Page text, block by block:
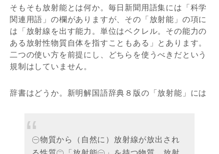
そもそも放射能とは何か。毎日新聞用語集には「科学
関連用語」の欄がありますが、その「放射能」の項に
は「放射線を出す能力。単位はベクレル。その能力の
ある放射性物質自体を指すこともある」とあります。
二つの使い方を前提にし、どちらを使うべきだという
規制はしていません。
辞書はどうか。新明解国語辞典８版の「放射能」には
㊀物質から（自然に）放射線が放出され